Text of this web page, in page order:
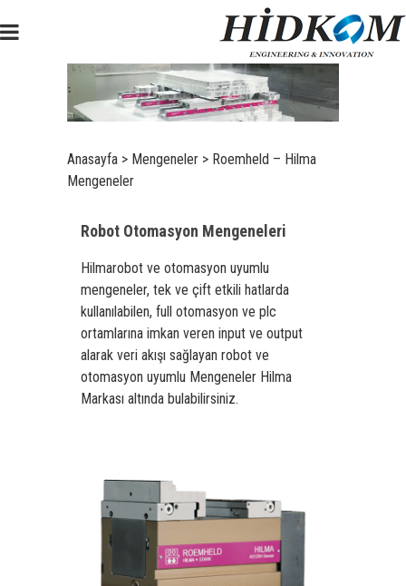
Anasayfa > Mengeneler > Roemheld – Hilma
Mengeneler
Robot Otomasyon Mengeneleri
Hilmarobot ve otomasyon uyumlu
mengeneler, tek ve çift etkili hatlarda
kullanılabilen, full otomasyon ve plc
ortamlarına imkan veren input ve output
alarak veri akışı sağlayan robot ve
otomasyon uyumlu Mengeneler Hilma
Markası altında bulabilirsiniz.